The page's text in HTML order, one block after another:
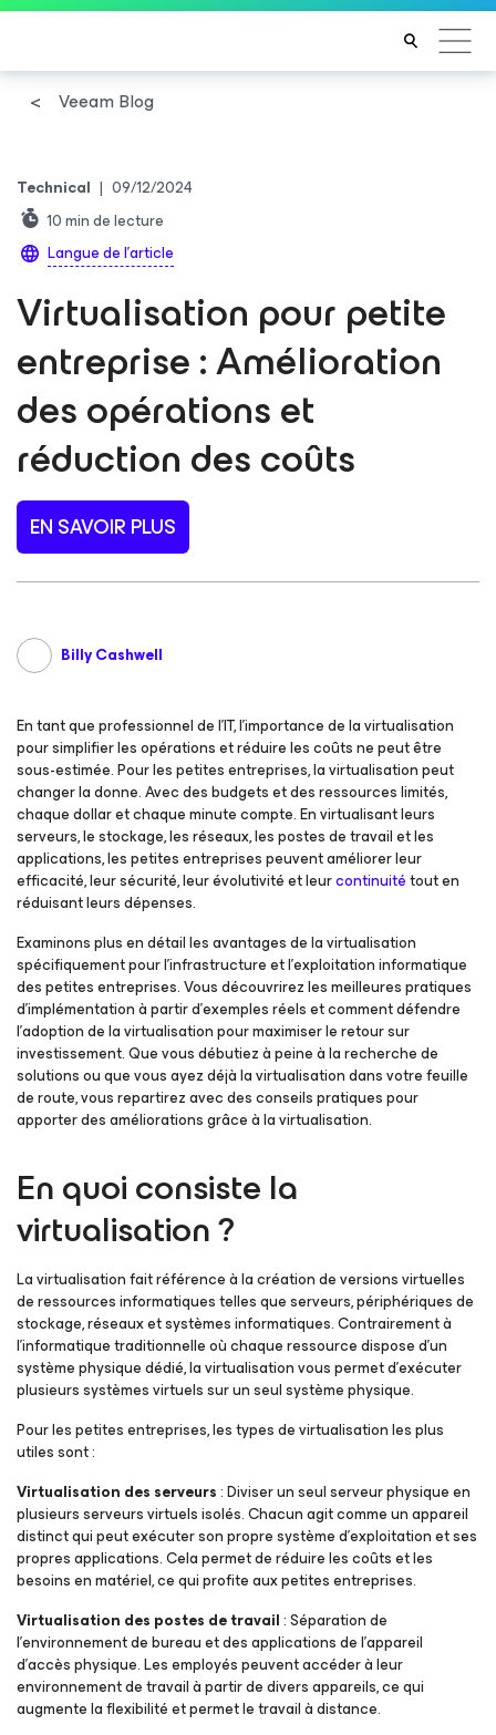
Veeam Blog
Technical | 09/12/2024
10min de lecture
Langue de l'article
Virtualisation pour petite
entreprise : Amélioration
des opérations et
réduction des coûts
EN SAVOIR PLUS
Billy Cashwell
En tant que professionnel de l’IT, l’importance de la virtualisation
pour simplifier les opérations et réduire les coûts ne peut être
sous-estimée. Pour les petites entreprises, la virtualisation peut
changer la donne. Avec des budgets et des ressources limités,
chaque dollar et chaque minute compte. En virtualisant leurs
serveurs, le stockage, les réseaux, les postes de travail et les
applications, les petites entreprises peuvent améliorer leur
efficacité, leur sécurité, leur évolutivité et leurcontinuitétout en
réduisant leurs dépenses.
Examinons plus en détail les avantages de la virtualisation
spécifiquement pour l’infrastructure et l’exploitation informatique
des petites entreprises. Vous découvrirez les meilleures pratiques
d’implémentation à partir d’exemples réels et comment défendre
l’adoption de la virtualisation pour maximiser le retour sur
investissement. Que vous débutiez à peine à la recherche de
solutions ou que vous ayez déjà la virtualisation dans votre feuille
de route, vous repartirez avec des conseils pratiques pour
apporter des améliorations grâce à la virtualisation.
En quoi consiste la
virtualisation ?
La virtualisation fait référence à la création de versions virtuelles
de ressources informatiques telles que serveurs, périphériques de
stockage, réseaux et systèmes informatiques. Contrairement à
l’informatique traditionnelle où chaque ressource dispose d’un
système physique dédié, la virtualisation vous permet d’exécuter
plusieurs systèmes virtuels sur un seul système physique.
Pour les petites entreprises, les types de virtualisation les plus
utiles sont :
Virtualisation des serveurs: Diviser un seul serveur physique en
plusieurs serveurs virtuels isolés. Chacun agit comme un appareil
distinct qui peut exécuter son propre système d’exploitation et ses
propres applications. Cela permet de réduire les coûts et les
besoins en matériel, ce qui profite aux petites entreprises.
Virtualisation des postes de travail: Séparation de
l’environnement de bureau et des applications de l’appareil
d’accès physique. Les employés peuvent accéder à leur
environnement de travail à partir de divers appareils, ce qui
augmente la flexibilité et permet le travail à distance.